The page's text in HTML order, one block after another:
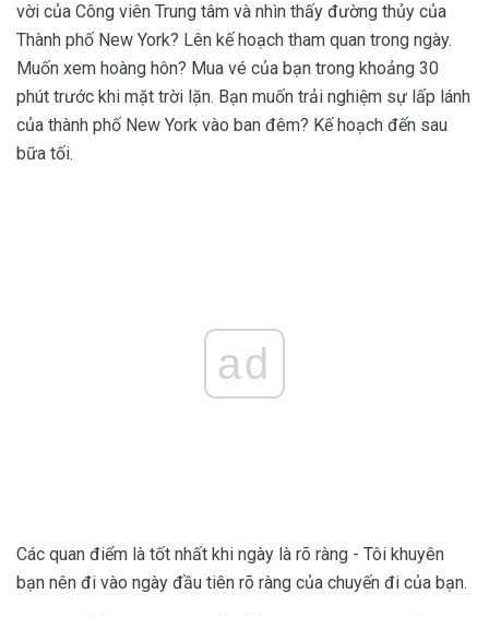
vời của Công viên Trung tâm và nhìn thấy đường thủy của
Thành phố New York? Lên kế hoạch tham quan trong ngày.
Muốn xem hoàng hôn? Mua vé của bạn trong khoảng 30
phút trước khi mặt trời lặn. Bạn muốn trải nghiệm sự lấp lánh
của thành phố New York vào ban đêm? Kế hoạch đến sau
bữa tối.
ad
Các quan điểm là tốt nhất khi ngày là rõ ràng - Tôi khuyên
bạn nên đi vào ngày đầu tiên rõ ràng của chuyến đi của bạn.